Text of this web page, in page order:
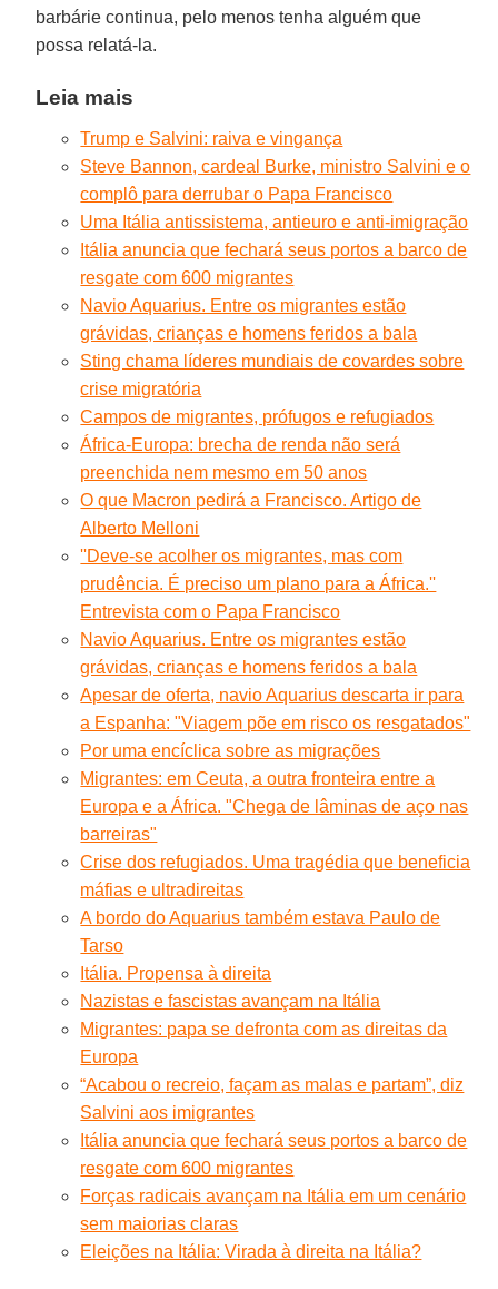
barbárie continua, pelo menos tenha alguém que
possa relatá-la.
Leia mais
Trump e Salvini: raiva e vingança
Steve Bannon, cardeal Burke, ministro Salvini e o
complô para derrubar o Papa Francisco
Uma Itália antissistema, antieuro e anti-imigração
Itália anuncia que fechará seus portos a barco de
resgate com 600 migrantes
Navio Aquarius. Entre os migrantes estão
grávidas, crianças e homens feridos a bala
Sting chama líderes mundiais de covardes sobre
crise migratória
Campos de migrantes, prófugos e refugiados
África-Europa: brecha de renda não será
preenchida nem mesmo em 50 anos
O que Macron pedirá a Francisco. Artigo de
Alberto Melloni
''Deve-se acolher os migrantes, mas com
prudência. É preciso um plano para a África.''
Entrevista com o Papa Francisco
Navio Aquarius. Entre os migrantes estão
grávidas, crianças e homens feridos a bala
Apesar de oferta, navio Aquarius descarta ir para
a Espanha: "Viagem põe em risco os resgatados"
Por uma encíclica sobre as migrações
Migrantes: em Ceuta, a outra fronteira entre a
Europa e a África. "Chega de lâminas de aço nas
barreiras"
Crise dos refugiados. Uma tragédia que beneficia
máfias e ultradireitas
A bordo do Aquarius também estava Paulo de
Tarso
Itália. Propensa à direita
Nazistas e fascistas avançam na Itália
Migrantes: papa se defronta com as direitas da
Europa
“Acabou o recreio, façam as malas e partam”, diz
Salvini aos imigrantes
Itália anuncia que fechará seus portos a barco de
resgate com 600 migrantes
Forças radicais avançam na Itália em um cenário
sem maiorias claras
Eleições na Itália: Virada à direita na Itália?